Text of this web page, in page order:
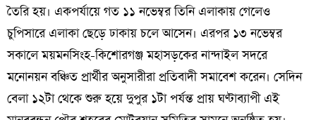
তৈরি হয়। একপর্যায়ে গত ১১ নভেম্বর তিনি এলাকায় গেলেও
চুপিসারে এলাকা ছেড়ে ঢাকায় চলে আসেন। এরপর ১৩ নভেম্বর
সকালে ময়মনসিংহ-কিশোরগঞ্জ মহাসড়কের নান্দাইল সদরে
মনোনয়ন বঞ্চিত প্রার্থীর অনুসারীরা প্রতিবাদী সমাবেশ করেন। সেদিন
বেলা ১২টা থেকে শুরু হয়ে দুপুর ১টা পর্যন্ত প্রায় ঘণ্টাব্যাপী এই